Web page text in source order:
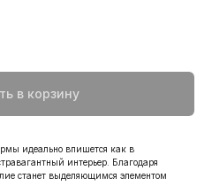
в корзину
идеально впишется как в
интерьер. Благодаря
станет выделяющимся элементом